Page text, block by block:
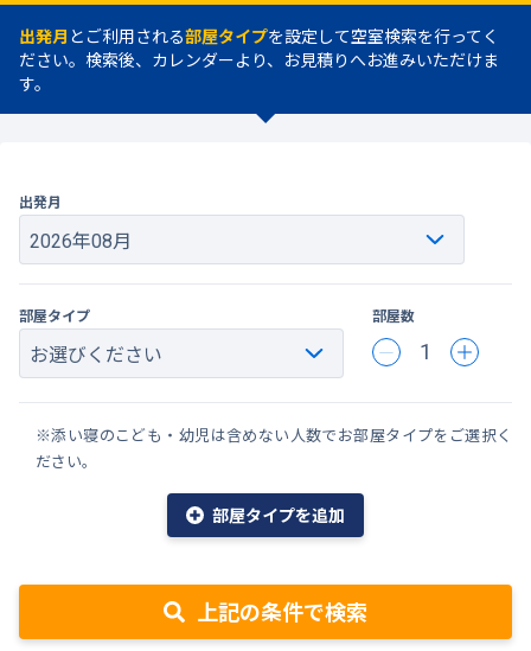
出発月 とご利用される部屋タイプを設定して空室検索を行ってく
ださい。検索後、カレンダーより、お見積りへお進みいただけま
す。
出発月
部屋タイプ 部屋数
1
※添い寝のこども・幼児は含めない人数でお部屋タイプをご選択く
ださい。
部屋タイプを追加
上記の条件で検索